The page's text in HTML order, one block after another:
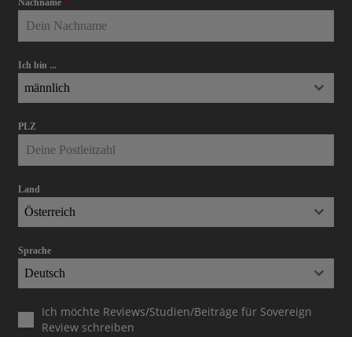
Nachname*
Ich bin ...
männlich
PLZ
Land
Österreich
Sprache
Deutsch
Ich möchte Reviews/Studien/Beiträge für Sovereign
Review schreiben